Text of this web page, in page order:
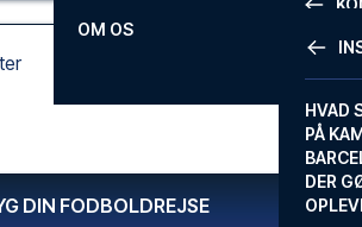
FAQ
HVAD
PÅ
DER
OM OS
DIN FODBOLDREJSE